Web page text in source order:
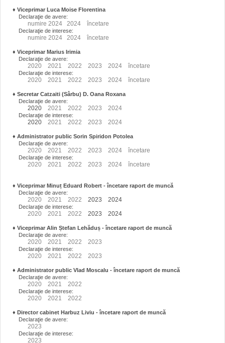
♦ Viceprimar Luca Moise Florentina
Declaraţie de avere:
numire 2024 2024 încetare
Declaraţie de interese:
numire 2024 2024 încetare
♦ Viceprimar Marius Irimia
Declaraţie de avere:
2020 2021 2022 2023 2024 încetare
Declaraţie de interese:
2020 2021 2022 2023 2024 încetare
♦ Secretar Catzaiti (Sârbu) D. Oana Roxana
Declaraţie de avere:
2020 2021 2022 2023 2024
Declaraţie de interese:
2020 2021 2022 2023 2024
♦ Administrator public Sorin Spiridon Potolea
Declaraţie de avere:
2020 2021 2022 2023 2024 încetare
Declaraţie de interese:
2020 2021 2022 2023 2024 încetare
♦ Viceprimar Minuț Eduard Robert - încetare raport de muncă
Declaraţie de avere:
2020 2021 2022 2023 2024
Declaraţie de interese:
2020 2021 2022 2023 2024
♦ Viceprimar Alin Ștefan Lehăduș - încetare raport de muncă
Declaraţie de avere:
2020 2021 2022 2023
Declaraţie de interese:
2020 2021 2022 2023
♦ Administrator public Vlad Moscalu - încetare raport de muncă
Declaraţie de avere:
2020 2021 2022
Declaraţie de interese:
2020 2021 2022
♦ Director cabinet Harbuz Liviu - încetare raport de muncă
Declaraţie de avere:
2023
Declaraţie de interese:
2023